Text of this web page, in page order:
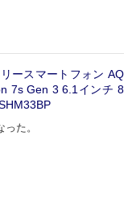
ースマートフォン AQ
7s Gen 3 6.1インチ 8
た。